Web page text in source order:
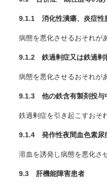
9.1.1 消化性潰瘍、炎症性
病態を悪化させるおそれが
9.1.2 鉄過剰症又は鉄過剰
病態を悪化させるおそれが
9.1.3 他の鉄含有製剤投与
鉄過剰症を引き起こすおそ
9.1.4 発作性夜間血色素尿
溶血を誘発し病態を悪化さ
9.3 肝機能障害患者